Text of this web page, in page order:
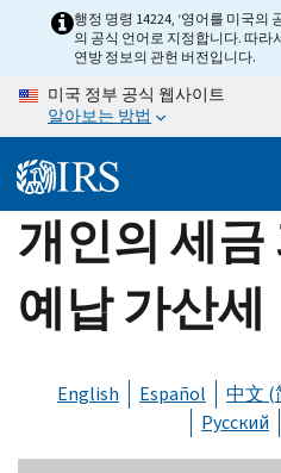
content
행정 명령 14224, ‘영어를 미국의
의 공식 언어로 지정합니다. 따라
연방 정보의 관헌 버전입니다.
미국 정부 공식 웹사이트
알아보는 방법
개인의 세금
예납 가산세
English Español 中文 (
Русский